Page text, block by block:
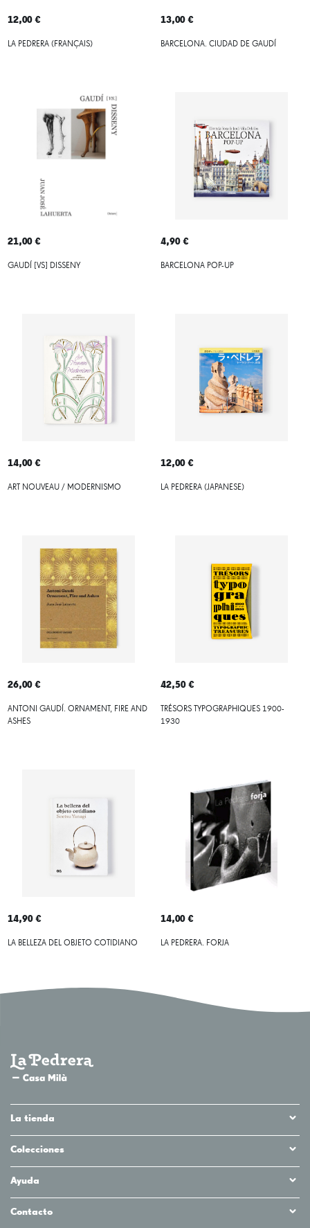
12,00 €
LA PEDRERA (FRANÇAIS)
13,00 €
BARCELONA. CIUDAD DE GAUDÍ
21,00 €
GAUDÍ [VS] DISSENY
4,90 €
BARCELONA POP-UP
14,00 €
ART NOUVEAU / MODERNISMO
12,00 €
LA PEDRERA (JAPANESE)
26,00 €
ANTONI GAUDÍ. ORNAMENT, FIRE AND
ASHES
42,50 €
TRÉSORS TYPOGRAPHIQUES 1900-
1930
14,90 €
LA BELLEZA DEL OBJETO COTIDIANO
14,00 €
LA PEDRERA. FORJA
La tienda
Colecciones
Ayuda
Contacto